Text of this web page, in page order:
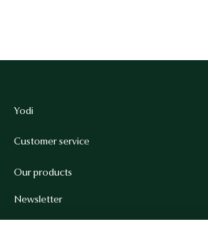
Yodi
Customer service
Our products
Newsletter